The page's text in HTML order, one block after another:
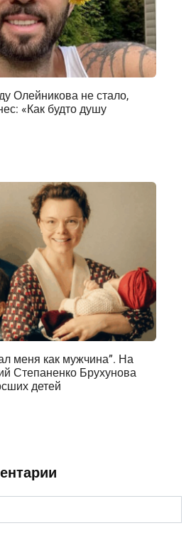
Олейникова не стало,
«Как будто душу
меня как мужчина”. На
Степаненко Брухунова
детей